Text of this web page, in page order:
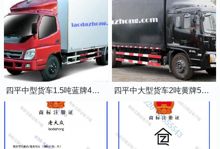
四平中型货车1.5吨蓝牌4米2厢式货车 四平中大型货车2吨黄牌5米2厢式货车